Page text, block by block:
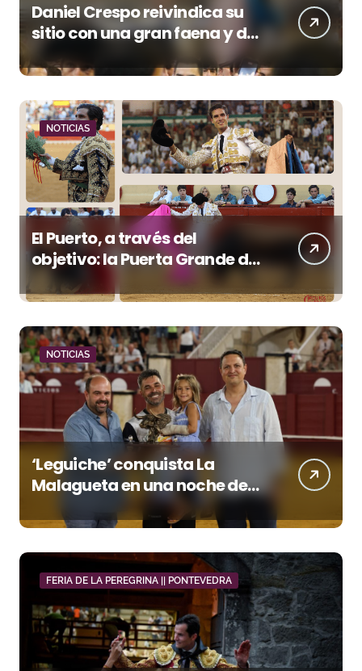
Daniel Crespo reivindica su
sitio con una gran faena y dos
orejas
NOTICIAS
El Puerto, a través del
objetivo: la Puerta Grande de
Crespo y el aroma de
Morante
NOTICIAS
‘Leguiche’ conquista La
Malagueta en una noche de
recortes, emoción y gran
ambiente
FERIA DE LA PEREGRINA || PONTEVEDRA